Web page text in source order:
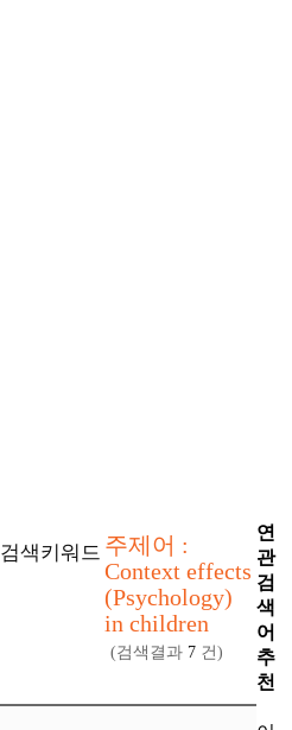
검색키워드 주제어 :
Context effects
(Psychology)
in children
(검색결과 7 건)
연
관
검
색
어
추
천